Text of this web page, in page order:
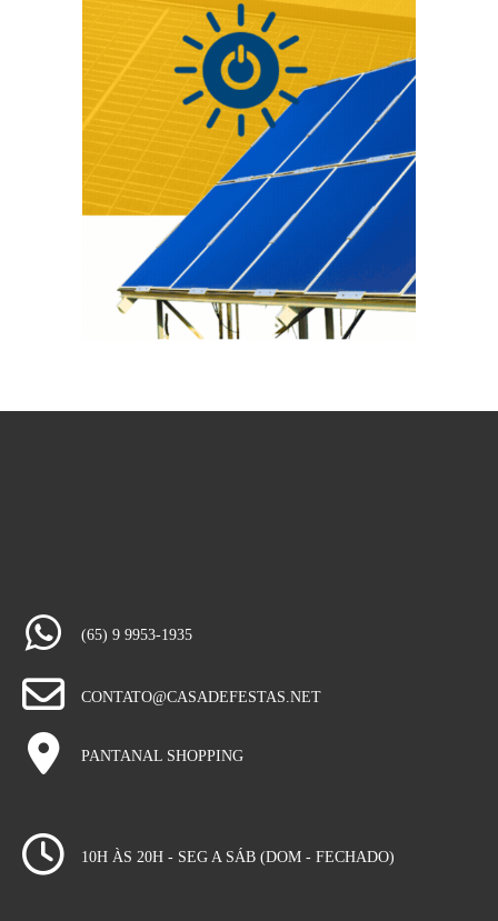
(65) 9 9953-1935
CONTATO@CASADEFESTAS.NET
PANTANAL SHOPPING
10H ÀS 20H - SEG A SÁB (DOM - FECHADO)